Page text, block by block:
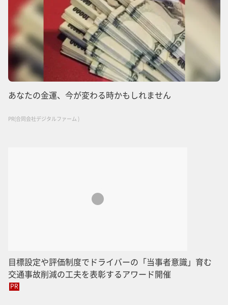
あなたの金運、今が変わる時かもしれません
PR(合同会社デジタルファーム )
目標設定や評価制度でドライバーの「当事者意識」育む
交通事故削減の工夫を表彰するアワード開催
PR